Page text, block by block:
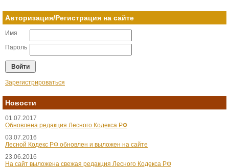
Авторизация/Регистрация на сайте
Имя
Пароль
Зарегистрироваться
Новости
01.07.2017
Обновлена редакция Лесного Кодекса РФ
03.07.2016
Лесной Кодекс РФ обновлен и выложен на сайте
23.06.2016
На сайт выложена свежая редакция Лесного Кодекса РФ